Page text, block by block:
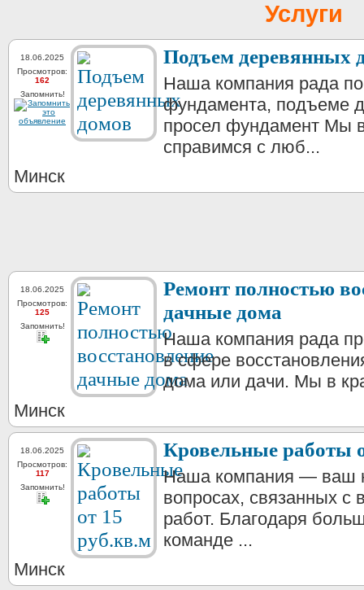
Услуги
18.06.2025
Просмотров:
162
Запомнить!
Подъем деревянных
Наша компания рада
фундамента, подъеме
просел фундамент Мы
справимся с люб...
Минск
18.06.2025
Просмотров:
125
Запомнить!
Ремонт полностью
дачные дома
Наша компания рада
в сфере
дома или дачи. Мы в
Минск
18.06.2025
Просмотров:
117
Запомнить!
Кровельные работы
Наша компания — ваш
вопросах, связанных с
работ. Благодаря
команде ...
Минск